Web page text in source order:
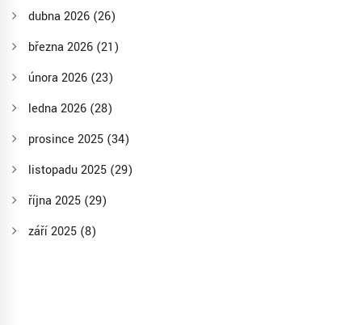
dubna 2026 (26)
března 2026 (21)
února 2026 (23)
ledna 2026 (28)
prosince 2025 (34)
listopadu 2025 (29)
října 2025 (29)
září 2025 (8)